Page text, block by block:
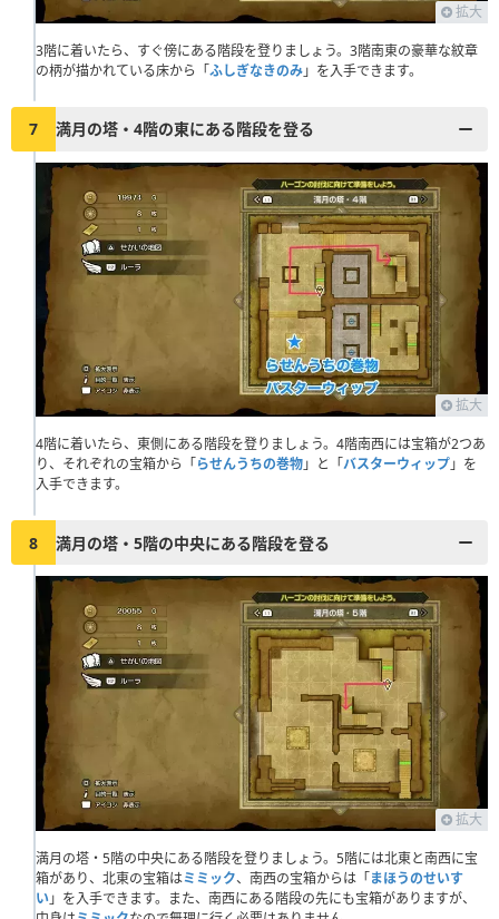
拡大
3階に着いたら、すぐ傍にある階段を登りましょう。3階南東の豪華な紋章
の柄が描かれている床から「ふしぎなきのみ」を入手できます。
7 満月の塔・4階の東にある階段を登る
拡大
4階に着いたら、東側にある階段を登りましょう。4階南西には宝箱が2つあ
り、それぞれの宝箱から「らせんうちの巻物」と「バスターウィップ」を
入手できます。
8 満月の塔・5階の中央にある階段を登る
拡大
満月の塔・5階の中央にある階段を登りましょう。5階には北東と南西に宝
箱があり、北東の宝箱はミミック、南西の宝箱からは「まほうのせいす
い」を入手できます。また、南西にある階段の先にも宝箱がありますが、